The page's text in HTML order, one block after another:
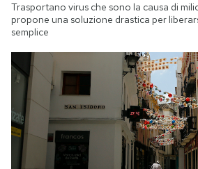
Trasportano virus che sono la causa di
propone una soluzione drastica per
semplice